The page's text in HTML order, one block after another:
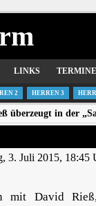
LINKS TERMINE
2 HERREN 3
überzeugt in der
3. Juli 2015, 18:45
mit David